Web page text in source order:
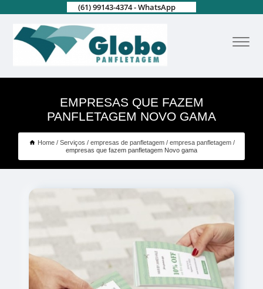
(61) 99143-4374 - WhatsApp
EMPRESAS QUE FAZEM
PANFLETAGEM NOVO GAMA
Home Serviços empresas de panfletagem
empresa panfletagem
empresas que fazem panfletagem Novo gama